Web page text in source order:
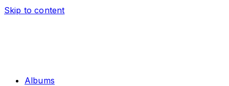
Skip to content
Albums